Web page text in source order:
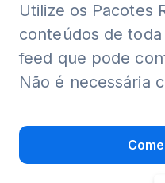
Utilize os Pacotes
conteúdos de
feed que pode
Não é necessária